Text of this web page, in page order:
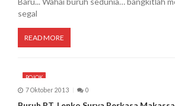
segal
READ MORE
POJOK
7 Oktober 2013 0